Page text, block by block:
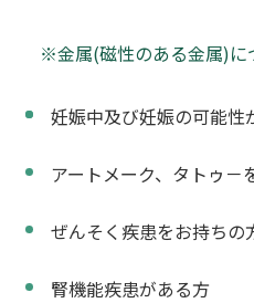
※金属(磁性のある金属)に
妊娠中及び妊娠の可能性
アートメーク、タトゥ－
ぜんそく疾患をお持ちの
腎機能疾患がある方